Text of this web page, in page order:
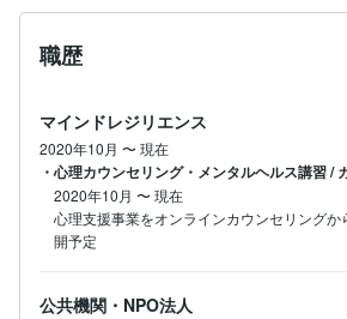
職歴
マインドレジリエンス
2020年10月 〜現在
・心理カウンセリング・メンタルヘルス講習 /
2020年10月 〜現在
心理支援事業をオンラインカウンセリングか
開予定
公共機関・NPO法人